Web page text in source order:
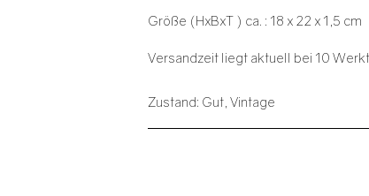
Größe (HxBxT ) ca. : 18 x 22 x 1,5 cm
Versandzeit liegt aktuell bei 10
Zustand: Gut, Vintage